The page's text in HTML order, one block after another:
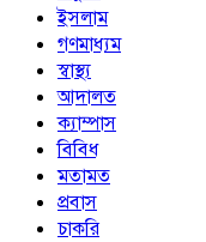
ইসলাম
গণমাধ্যম
স্বাস্থ্য
আদালত
ক্যাম্পাস
বিবিধ
মতামত
প্রবাস
চাকরি